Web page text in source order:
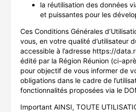
la réutilisation des données
et puissantes pour les
Ces Conditions Générales
vous, en votre qualité d’utilisateur
accessible à l’adresse https://
édité par la Région Réunion (ci-
pour objectif de vous informer de
obligations dans le cadre de
fonctionnalités proposées via le
Important AINSI, TOUTE